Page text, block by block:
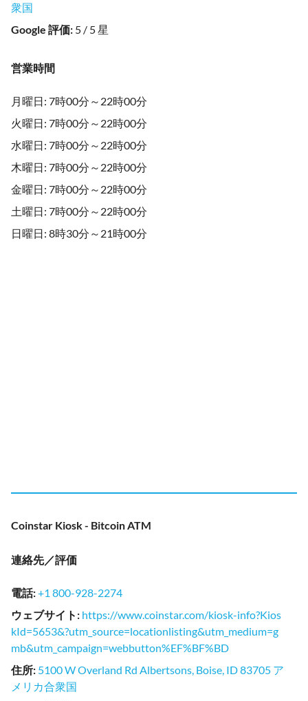
衆国
Google 評価: 5 / 5 星
営業時間
月曜日: 7時00分～22時00分
火曜日: 7時00分～22時00分
水曜日: 7時00分～22時00分
木曜日: 7時00分～22時00分
金曜日: 7時00分～22時00分
土曜日: 7時00分～22時00分
日曜日: 8時30分～21時00分
Coinstar Kiosk - Bitcoin ATM
連絡先／評価
電話:+1 800-928-2274
ウェブサイト : https://www.coinstar.com/kiosk-info?Kios
kId=5653&?utm_source=locationlisting&utm_medium=g
mb&utm_campaign=webbutton%EF%BF%BD
住所: 5100 W Overland Rd Albertsons, Boise, ID 83705 ア
メリカ合衆国